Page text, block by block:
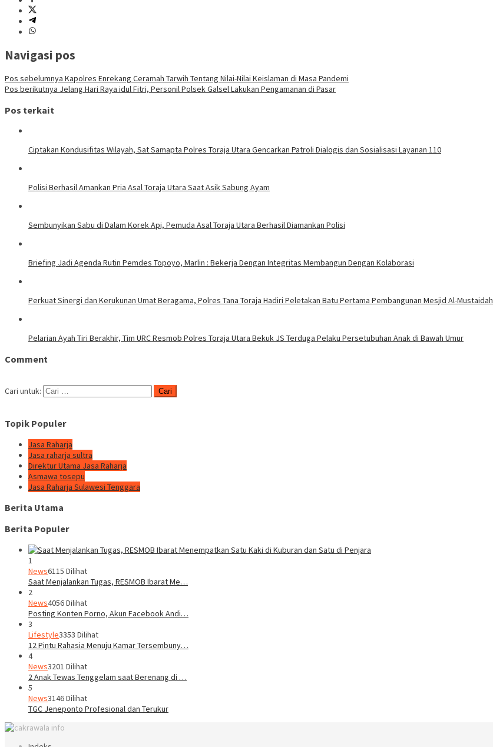
Navigasi pos
Pos sebelumnya Kapolres Enrekang Ceramah Tarwih Tentang Nilai-Nilai Keislaman di Masa Pandemi
Pos berikutnya Jelang Hari Raya idul Fitri, Personil Polsek Galsel Lakukan Pengamanan di Pasar
Pos terkait
Ciptakan Kondusifitas Wilayah, Sat Samapta Polres Toraja Utara Gencarkan Patroli Dialogis dan Sosialisasi Layanan 110
Polisi Berhasil Amankan Pria Asal Toraja Utara Saat Asik Sabung Ayam
Sembunyikan Sabu di Dalam Korek Api, Pemuda Asal Toraja Utara Berhasil Diamankan Polisi
Briefing Jadi Agenda Rutin Pemdes Topoyo, Marlin : Bekerja Dengan Integritas Membangun Dengan Kolaborasi
Perkuat Sinergi dan Kerukunan Umat Beragama, Polres Tana Toraja Hadiri Peletakan Batu Pertama Pembangunan Mesjid Al-Mustaidah
Pelarian Ayah Tiri Berakhir, Tim URC Resmob Polres Toraja Utara Bekuk JS Terduga Pelaku Persetubuhan Anak di Bawah Umur
Comment
Cari untuk:
Topik Populer
Jasa Raharja
Jasa raharja sultra
Direktur Utama Jasa Raharja
Asmawa tosepu
Jasa Raharja Sulawesi Tenggara
Berita Utama
Berita Populer
1
News6115 Dilihat
Saat Menjalankan Tugas, RESMOB Ibarat Me…
2
News4056 Dilihat
Posting Konten Porno, Akun Facebook Andi…
3
Lifestyle3353 Dilihat
12 Pintu Rahasia Menuju Kamar Tersembuny…
4
News3201 Dilihat
2 Anak Tewas Tenggelam saat Berenang di …
5
News3146 Dilihat
TGC Jeneponto Profesional dan Terukur